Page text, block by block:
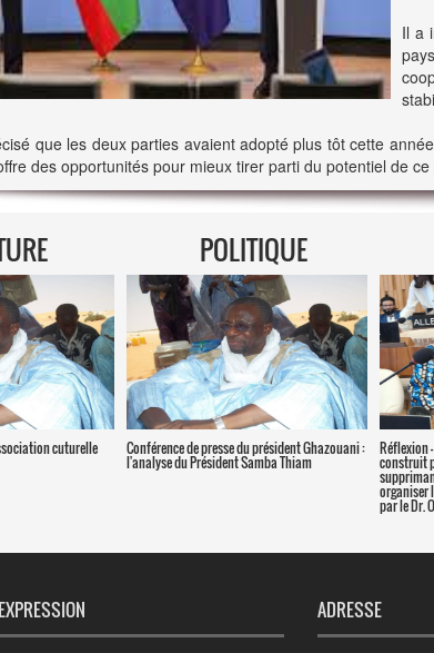
Il a
que les deux parties avaient adopté plus tôt cette
des opportunités pour mieux tirer parti du potentiel de
POLITIQUE
cuturelle Conférence de presse du président Ghazouani :
l'analyse du Président Samba Thiam
Réflexion
construit
organiser
par le Dr.
ADRESSE